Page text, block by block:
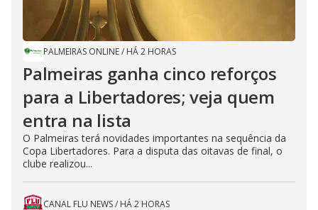
PALMEIRAS ONLINE/ HÁ 2 HORAS
Palmeiras ganha cinco reforços
para a Libertadores; veja quem
entra na lista
O Palmeiras terá novidades importantes na sequência da
Copa Libertadores. Para a disputa das oitavas de final, o
clube realizou...
CANAL FLU NEWS/ HÁ 2 HORAS